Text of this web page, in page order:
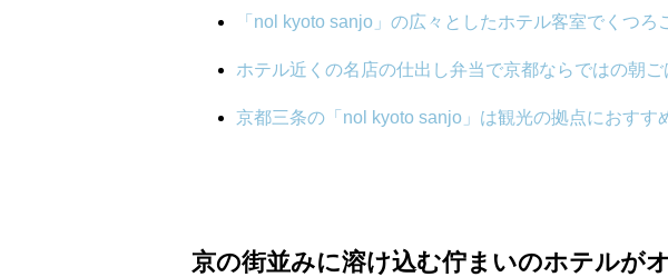
「nol kyoto sanjo」の広々としたホテル客室でくつろ
ホテル近くの名店の仕出し弁当で京都ならではの朝ご
京都三条の「nol kyoto sanjo」は観光の拠点におすす
京の街並みに溶け込む佇まいのホテルが